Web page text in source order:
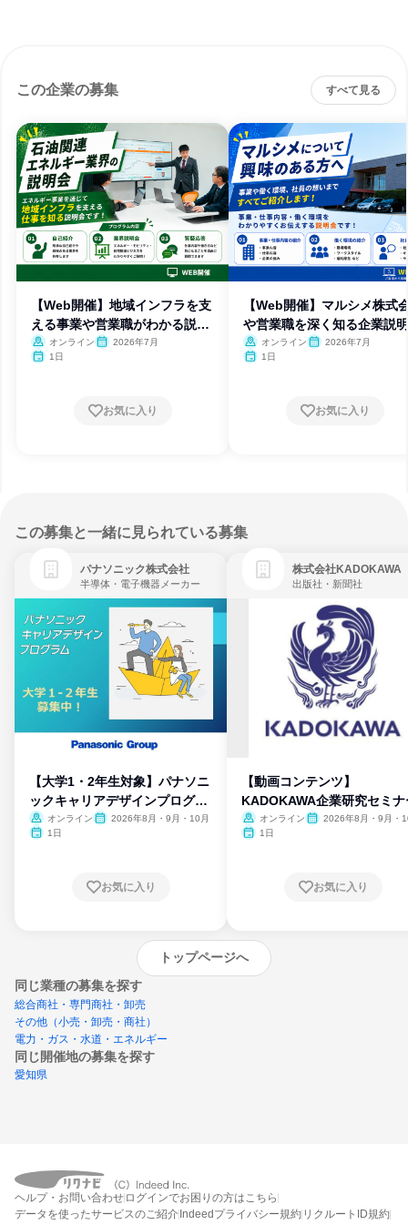
この企業の募集 すべて見る
【Web開催】地域インフラを支
える事業や営業職がわかる説明
会
オンライン
2026年7月
1日
お気に入り
【Web開催】マルシメ株式
や営業職を深く知る企業説
オンライン
2026年7月
1日
お気に入り
この募集と一緒に見られている募集
パナソニック株式会社
半導体・電子機器メーカー
【大学1・2年生対象】パナソニ
ックキャリアデザインプログラ
ム
オンライン
2026年8月・9月・10月
1日
お気に入り
株式会社KADOKAWA
出版社・新聞社
【動画コンテンツ】
KADOKAWA企業研究セミナ
オンライン
2026年8月・9月・
1日
お気に入り
トップページへ
同じ業種の募集を探す
総合商社・専門商社・卸売
その他（小売・卸売・商社）
電力・ガス・水道・エネルギー
同じ開催地の募集を探す
愛知県
締切：なし
ヘルプ・お問い合わせ ログインでお困りの方はこちら
データを使ったサービスのご紹介 Indeedプライバシー規約 リクルートID規約